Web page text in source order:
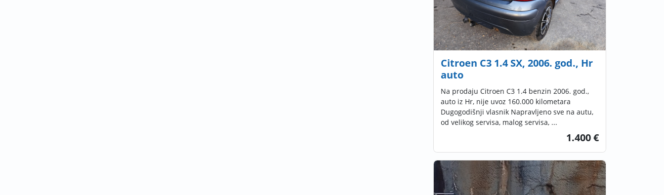
Citroen C3 1.4 SX, 2006. god., Hr
auto
Na prodaju Citroen C3 1.4 benzin 2006. god.,
auto iz Hr, nije uvoz 160.000 kilometara
Dugogodišnji vlasnik Napravljeno sve na autu,
od velikog servisa, malog servisa, ...
1.400 €